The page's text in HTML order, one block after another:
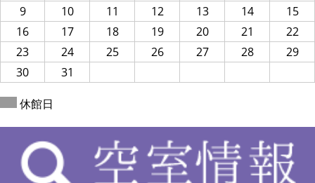
9
10 11 12 13 14
15
16
17 18 19 20 21
22
23
24 25 26 27 28
29
30
31
休館日